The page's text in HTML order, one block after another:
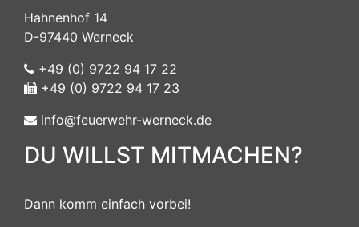
Hahnenhof 14
D-97440 Werneck
+49 (0) 9722 94 17 22
+49 (0) 9722 94 17 23
info@feuerwehr-werneck.de
DU WILLST MITMACHEN?
Dann komm einfach vorbei!